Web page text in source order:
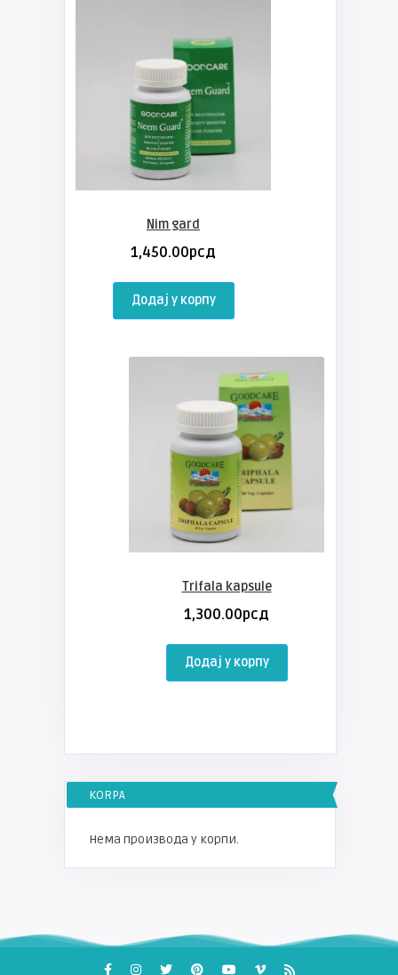
Nim gard
1,450.00рсд
Додај у корпу
Trifala kapsule
1,300.00рсд
Додај у корпу
KORPA
Нема производа у корпи.